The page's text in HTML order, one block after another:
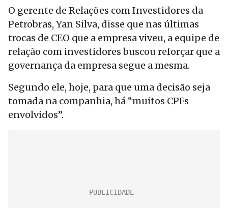
O gerente de Relações com Investidores da
Petrobras, Yan Silva, disse que nas últimas
trocas de CEO que a empresa viveu, a equipe de
relação com investidores buscou reforçar que a
governança da empresa segue a mesma.
Segundo ele, hoje, para que uma decisão seja
tomada na companhia, há “muitos CPFs
envolvidos”.